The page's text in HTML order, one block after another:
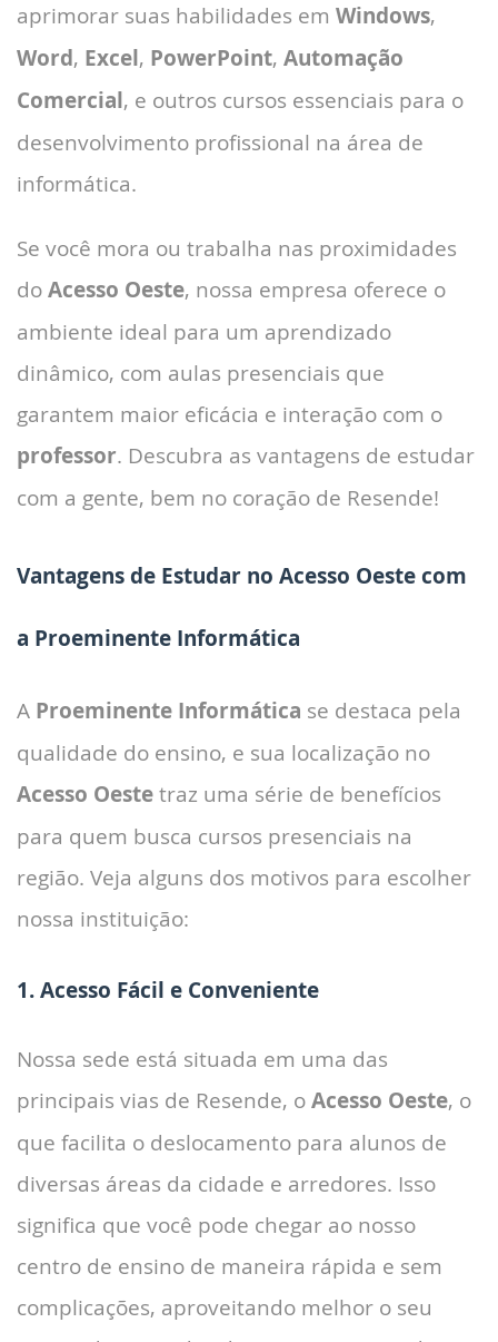
aprimorar suas habilidades em Windows,
Word, Excel, PowerPoint, Automação
Comercial, e outros cursos essenciais para o
desenvolvimento profissional na área de
informática.
Se você mora ou trabalha nas proximidades
do Acesso Oeste, nossa empresa oferece o
ambiente ideal para um aprendizado
dinâmico, com aulas presenciais que
garantem maior eficácia e interação com o
professor. Descubra as vantagens de estudar
com a gente, bem no coração de Resende!
Vantagens de Estudar no Acesso Oeste com
a Proeminente Informática
A Proeminente Informática se destaca pela
qualidade do ensino, e sua localização no
Acesso Oeste traz uma série de benefícios
para quem busca cursos presenciais na
região. Veja alguns dos motivos para escolher
nossa instituição:
1. Acesso Fácil e Conveniente
Nossa sede está situada em uma das
principais vias de Resende, o Acesso Oeste, o
que facilita o deslocamento para alunos de
diversas áreas da cidade e arredores. Isso
significa que você pode chegar ao nosso
centro de ensino de maneira rápida e sem
complicações, aproveitando melhor o seu